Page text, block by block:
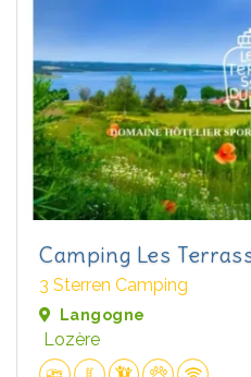
Camping Les
3 Sterren Camping
Langogne
Lozère